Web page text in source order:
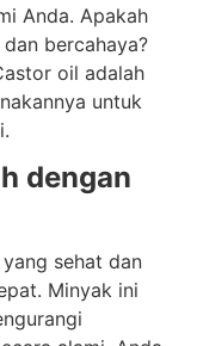
Anda. Apakah
bercahaya?
oil adalah
untuk
dengan
sehat dan
Minyak ini